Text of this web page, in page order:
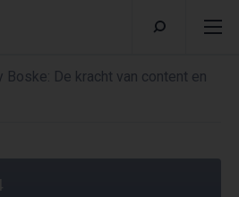
Boske: De kracht van content en